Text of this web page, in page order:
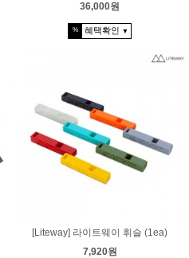
36,000원
% 혜택확인 ▼
[Liteway] 라이트웨이 휘슬 (1ea)
7,920원